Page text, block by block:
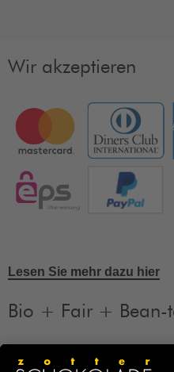
Wir akzeptieren
Lesen Sie mehr dazu hier
Bio + Fair + Bean-